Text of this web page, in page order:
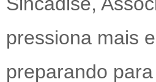
pressiona mais
preparando